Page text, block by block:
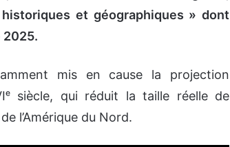
et géographiques » dont
2025.
mis en cause la projection
siècle, qui réduit la taille réelle de
l’Amérique du Nord.